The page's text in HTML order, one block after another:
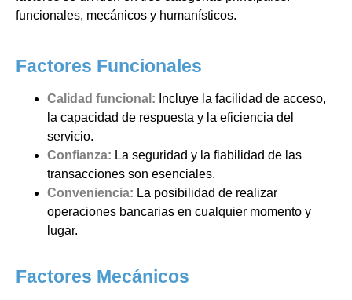
funcionales, mecánicos y humanísticos.
Factores Funcionales
Calidad funcional: Incluye la facilidad de acceso,
la capacidad de respuesta y la eficiencia del
servicio.
Confianza: La seguridad y la fiabilidad de las
transacciones son esenciales.
Conveniencia: La posibilidad de realizar
operaciones bancarias en cualquier momento y
lugar.
Factores Mecánicos